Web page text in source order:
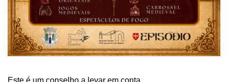
Este é um conselho a levar em conta